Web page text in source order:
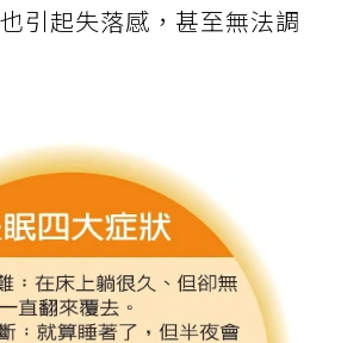
引起失落感，甚至無法調